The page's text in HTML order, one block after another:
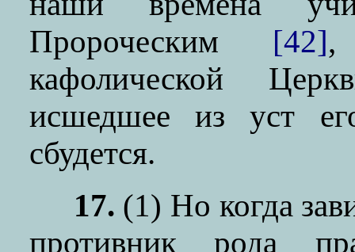
Пророческим [42],
кафолической
исшедшее из уст
сбудется.
17. (1) Но когда
противник рода